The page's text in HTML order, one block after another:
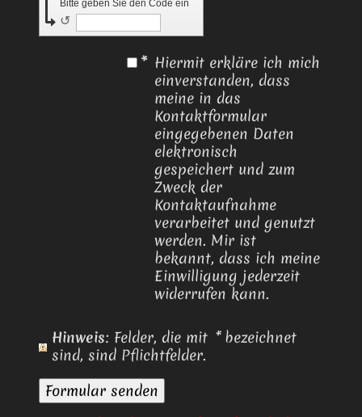
Bitte geben Sie den Code ein
↺
* Hiermit erkläre ich mich
einverstanden, dass
meine in das
Kontaktformular
eingegebenen Daten
elektronisch
gespeichert und zum
Zweck der
Kontaktaufnahme
verarbeitet und genutzt
werden. Mir ist
bekannt, dass ich meine
Einwilligung jederzeit
widerrufen kann.
Hinweis : Felder, die mit *bezeichnet
sind, sind Pflichtfelder.